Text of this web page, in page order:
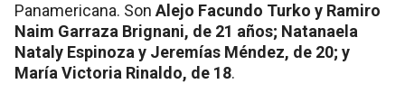
Panamericana. Son Alejo Facundo Turko y Ramiro
Naim Garraza Brignani, de 21 años; Natanaela
Nataly Espinoza y Jeremías Méndez, de 20; y
María Victoria Rinaldo, de 18.